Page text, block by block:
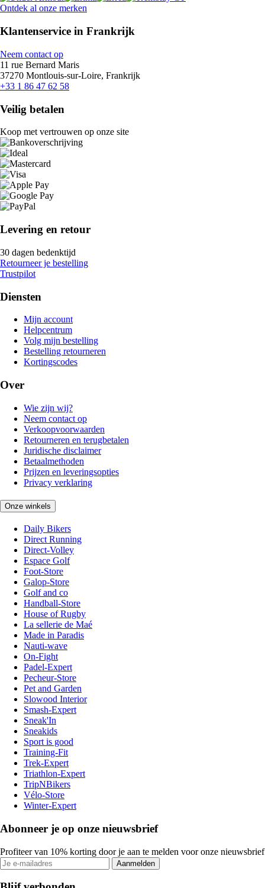
Ontdek al onze merken
Klantenservice in Frankrijk
Neem contact op
11 rue Bernard Maris
37270 Montlouis-sur-Loire, Frankrijk
+33 1 86 47 62 58
Veilig betalen
Koop met vertrouwen op onze site
Levering en retour
30 dagen bedenktijd
Retourneer je bestelling
Trustpilot
Diensten
Mijn account
Helpcentrum
Volg mijn bestelling
Bestelling retourneren
Kortingscodes
Over
Wie zijn wij?
Neem contact op
Verkoopvoorwaarden
Retourneren en terugbetalen
Juridische disclaimer
Betaalmethoden
Prijzen en leveringsopties
Privacy verklaring
Onze winkels
Daily Bikers
Direct Running
Direct-Volley
Espace Golf
Foot-Store
Galop-Store
Golf and co
Handball-Store
House of Rugby
La sellerie de Maé
Made in Paradis
Nauti-wave
On-Fight
Padel-Expert
Pecheur-Store
Pet and Garden
Slowood Interior
Smash-Expert
Sneak'In
Sneakids
Sport is good
Training-Fit
Trek-Expert
Triathlon-Expert
TripNBikers
Vélo-Store
Winter-Expert
Abonneer je op onze nieuwsbrief
Profiteer van 10% korting door je aan te melden voor onze nieuwsbrief
Aanmelden